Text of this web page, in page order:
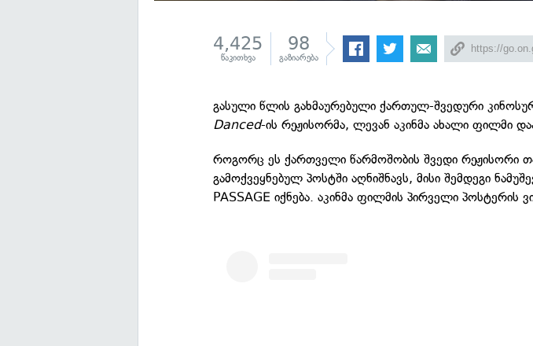
4,425
წაკითხვა
98
გაზიარება
გასული წლის გახმაურებული ქართულ-შვედური
Danced-ის რეჟისორმა, ლევან აკინმა ახალი ფილმი
როგორც ეს ქართველი წარმოშობის შვედი რეჟისორი
გამოქვეყნებულ პოსტში აღნიშნავს, მისი შემდეგი
PASSAGE იქნება. აკინმა ფილმის პირველი პოსტერის